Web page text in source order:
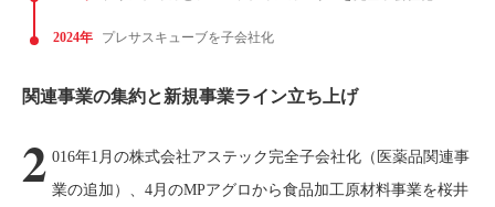
2024年 プレサスキューブを子会社化
関連事業の集約と新規事業ライン立ち上げ
2 016年1月の株式会社アステック完全子会社化（医薬品関連事
業の追加）、4月のMPアグロから食品加工原材料事業を桜井